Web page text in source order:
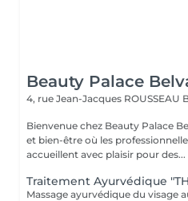
Beauty Palace
4, rue Jean-Jacques ROUSSEAU
Bienvenue chez Beauty Palace
et bien-être où les
accueillent avec plaisir pour des...
Traitement Ayurvédique